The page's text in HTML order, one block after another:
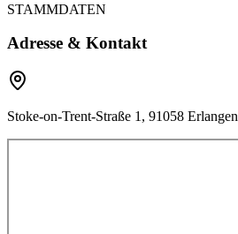
STAMMDATEN
Adresse & Kontakt
Stoke-on-Trent-Straße 1, 91058 Erlangen